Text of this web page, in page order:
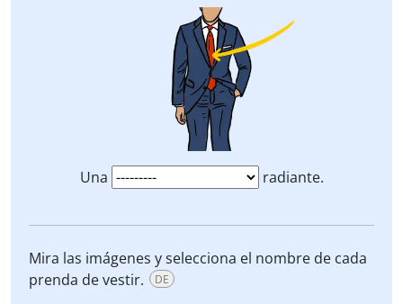
Una radiante.
Mira las imágenes y selecciona el nombre de cada
prenda de vestir.
DE